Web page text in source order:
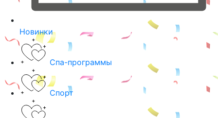
Новинки
Спа-программы
Спорт